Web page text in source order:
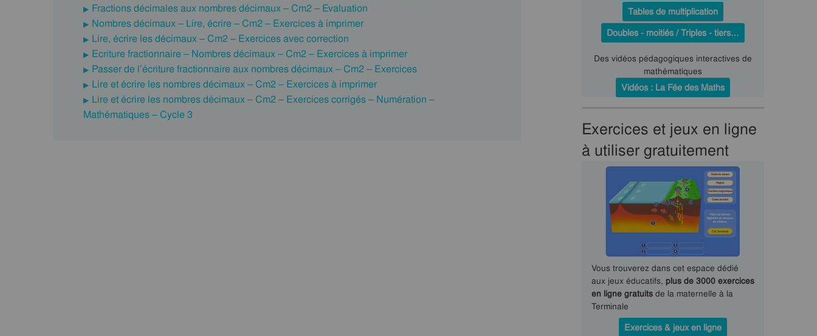
Fractions décimales aux nombres décimaux – Cm2 – Evaluation
Nombres décimaux – Lire, écrire – Cm2 – Exercices à imprimer
Lire, écrire les décimaux – Cm2 – Exercices avec correction
Ecriture fractionnaire – Nombres décimaux – Cm2 – Exercices à imprimer
Passer de l’écriture fractionnaire aux nombres décimaux – Cm2 – Exercices
Lire et écrire les nombres décimaux – Cm2 – Exercices à imprimer
Lire et écrire les nombres décimaux – Cm2 – Exercices corrigés – Numération –
Mathématiques – Cycle 3
Tables de multiplication
Doubles - moitiés / Triples - tiers…
Des vidéos pédagogiques interactives de
mathématiques
Vidéos : La Fée des Maths
Exercices et jeux en ligne
à utiliser gratuitement
Vous trouverez dans cet espace dédié
aux jeux éducatifs, plus de 3000 exercices
en ligne gratuitsde la maternelle à la
Terminale
Exercices & jeux en ligne